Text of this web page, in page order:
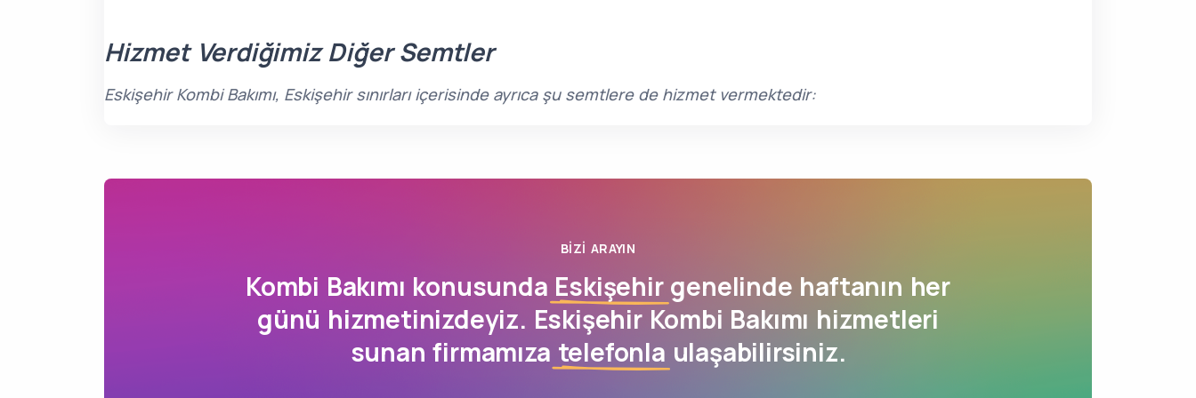
Hizmet Verdiğimiz Diğer Semtler
Eskişehir Kombi Bakımı, Eskişehir sınırları içerisinde ayrıca şu semtlere de hizmet vermektedir:
BIZI ARAYIN
Kombi Bakımı konusunda Eskişehirgenelinde haftanın her
günü hizmetinizdeyiz. Eskişehir Kombi Bakımı hizmetleri
sunan firmamıza telefonla ulaşabilirsiniz.